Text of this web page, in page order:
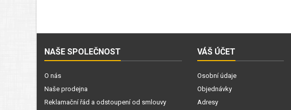
NAŠE SPOLEČNOST
O nás
Naše prodejna
Reklamační řád a odstoupení od smlouvy
VÁŠ ÚČET
Osobní údaje
Objednávky
Adresy